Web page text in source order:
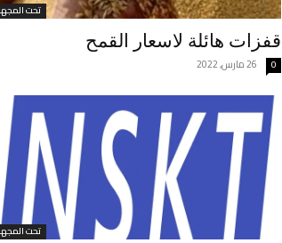
تحت
قفزات هائلة لاسعار القمح
26 مارس, 2022 0
تحت